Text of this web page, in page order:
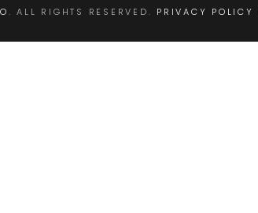
. ALL RIGHTS RESERVED. PRIVACY POLICY